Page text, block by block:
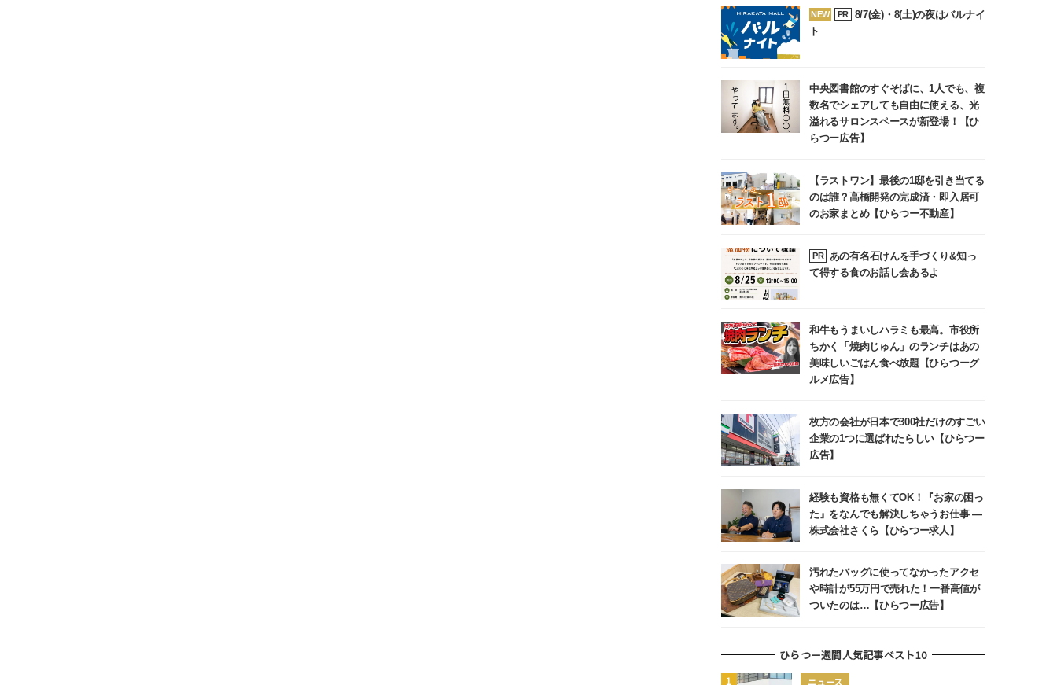
NEW PR
8/7(金)・8(土)の夜はバルナイ
ト
中央図書館のすぐそばに、1人でも、複
数名でシェアしても自由に使える、光
溢れるサロンスペースが新登場！【ひ
らつー広告】
【ラストワン】最後の1邸を引き当てる
のは誰？高橋開発の完成済・即入居可
のお家まとめ【ひらつー不動産】
PR
あの有名石けんを手づくり&知っ
て得する食のお話し会あるよ
和牛もうまいしハラミも最高。市役所
ちかく「焼肉じゅん」のランチはあの
美味しいごはん食べ放題【ひらつーグ
ルメ広告】
枚方の会社が日本で300社だけのすごい
企業の1つに選ばれたらしい【ひらつー
広告】
経験も資格も無くてOK！『お家の困っ
た』をなんでも解決しちゃうお仕事 ―
株式会社さくら【ひらつー求人】
汚れたバッグに使ってなかったアクセ
や時計が55万円で売れた！一番高値が
ついたのは…【ひらつー広告】
ひらつー週間人気記事ベスト10
ニュース